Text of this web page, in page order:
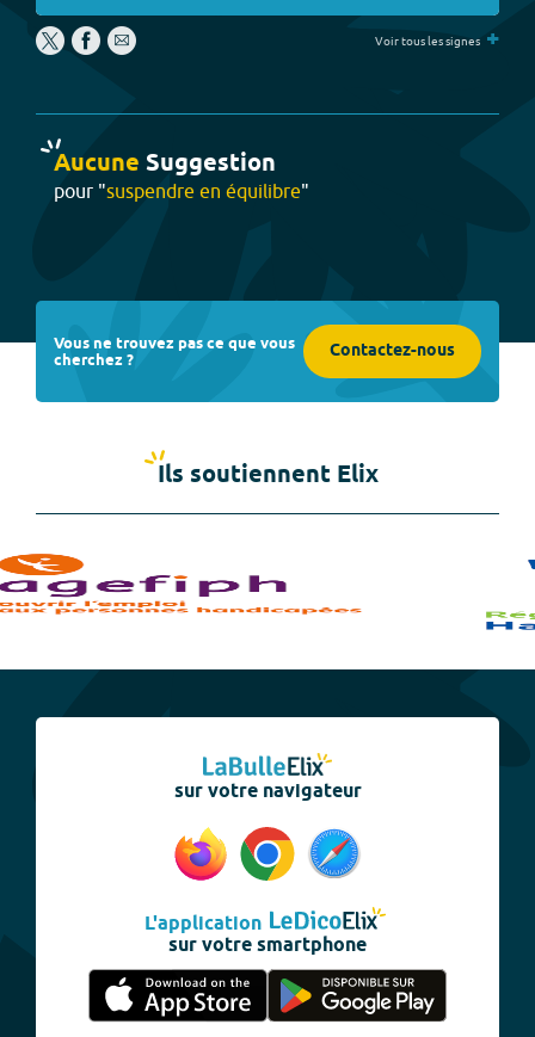
Voir tous les signes +
Aucune Suggestion
pour "suspendre en équilibre"
Vous ne trouvez pas ce que vous
cherchez ? Contactez-nous
Ils soutiennent Elix
sur votre navigateur
L'application
sur votre smartphone